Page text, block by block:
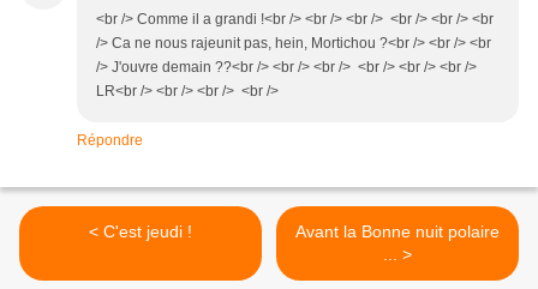
<br /> Comme il a grandi !<br /> <br /> <br /> <br /> <br /> <br
/> Ca ne nous rajeunit pas, hein, Mortichou ?<br /> <br /> <br
/> J'ouvre demain ??<br /> <br /> <br /> <br /> <br /> <br />
LR<br /> <br /> <br /> <br />
Répondre
< C'est jeudi !
Avant la Bonne nuit polaire
... >